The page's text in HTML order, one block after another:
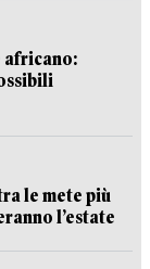
africano:
le mete più
l’estate